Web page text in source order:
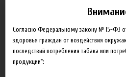
Новинка HeroesFarm
Ароматизаторы Xian Taima в наличии
Новая линейка жидкостей Time Travel
Согласно Федеральному закону № 15-ФЗ
здоровья граждан от воздействия
последствий потребления табака или
продукции":